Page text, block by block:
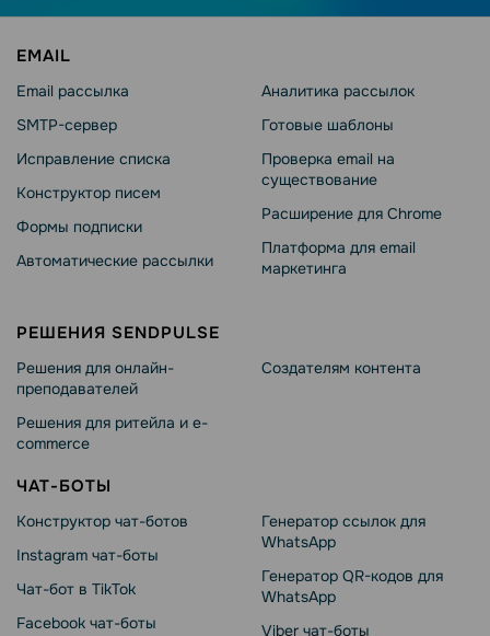
EMAIL
Email рассылка
SMTP-сервер
Исправление списка
Конструктор писем
Формы подписки
Автоматические рассылки
Аналитика рассылок
Готовые шаблоны
Проверка email на
существование
Расширение для Chrome
Платформа для email
маркетинга
РЕШЕНИЯ SENDPULSE
Решения для онлайн-
преподавателей
Решения для ритейла и e-
commerce
Создателям контента
ЧАТ-БОТЫ
Конструктор чат-ботов
Instagram чат-боты
Чат-бот в TikTok
Facebook чат-боты
Генератор ссылок для
WhatsApp
Генератор QR-кодов для
WhatsApp
Viber чат-боты